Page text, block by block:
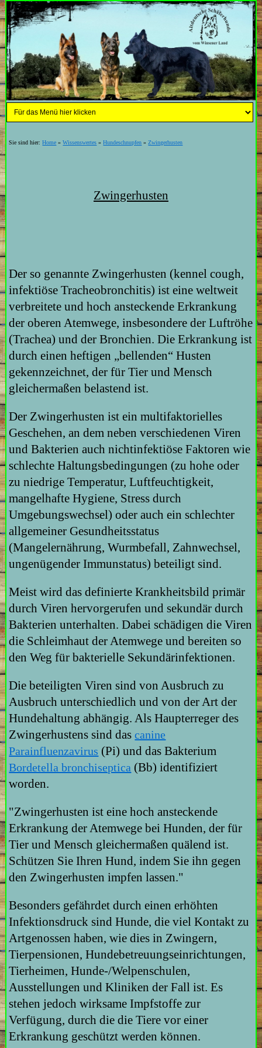
Sie sind hier:Home »Wissenswertes »Hundeschnupfen »Zwingerhusten
Zwingerhusten
Der so genannte Zwingerhusten (kennel cough,
infektiöse Tracheobronchitis) ist eine weltweit
verbreitete und hoch ansteckende Erkrankung
der oberen Atemwege, insbesondere der Luftröhe
(Trachea) und der Bronchien. Die Erkrankung ist
durch einen heftigen „bellenden“ Husten
gekennzeichnet, der für Tier und Mensch
gleichermaßen belastend ist.
Der Zwingerhusten ist ein multifaktorielles
Geschehen, an dem neben verschiedenen Viren
und Bakterien auch nichtinfektiöse Faktoren wie
schlechte Haltungsbedingungen (zu hohe oder
zu niedrige Temperatur, Luftfeuchtigkeit,
mangelhafte Hygiene, Stress durch
Umgebungswechsel) oder auch ein schlechter
allgemeiner Gesundheitsstatus
(Mangelernährung, Wurmbefall, Zahnwechsel,
ungenügender Immunstatus) beteiligt sind.
Meist wird das definierte Krankheitsbild primär
durch Viren hervorgerufen und sekundär durch
Bakterien unterhalten. Dabei schädigen die Viren
die Schleimhaut der Atemwege und bereiten so
den Weg für bakterielle Sekundärinfektionen.
Die beteiligten Viren sind von Ausbruch zu
Ausbruch unterschiedlich und von der Art der
Hundehaltung abhängig. Als Haupterreger des
Zwingerhustens sind dascanine
Parainfluenzavirus (Pi) und das Bakterium
Bordetella bronchiseptica (Bb) identifiziert
worden.
"Zwingerhusten ist eine hoch ansteckende
Erkrankung der Atemwege bei Hunden, der für
Tier und Mensch gleichermaßen quälend ist.
Schützen Sie Ihren Hund, indem Sie ihn gegen
den Zwingerhusten impfen lassen."
Besonders gefährdet durch einen erhöhten
Infektionsdruck sind Hunde, die viel Kontakt zu
Artgenossen haben, wie dies in Zwingern,
Tierpensionen, Hundebetreuungseinrichtungen,
Tierheimen, Hunde-/Welpenschulen,
Ausstellungen und Kliniken der Fall ist. Es
stehen jedoch wirksame Impfstoffe zur
Verfügung, durch die die Tiere vor einer
Erkrankung geschützt werden können.